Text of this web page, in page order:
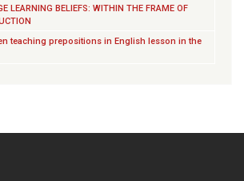
LEARNING BELIEFS: WITHIN THE FRAME OF
teaching prepositions in English lesson in the